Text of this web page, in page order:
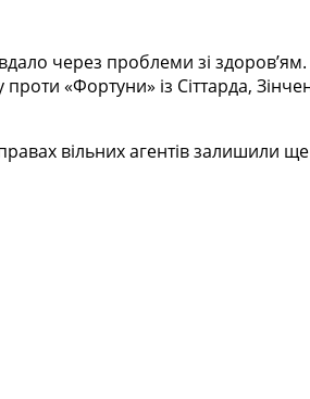
через проблеми зі
«Фортуни» із Сіттарда,
вільних агентів залишили